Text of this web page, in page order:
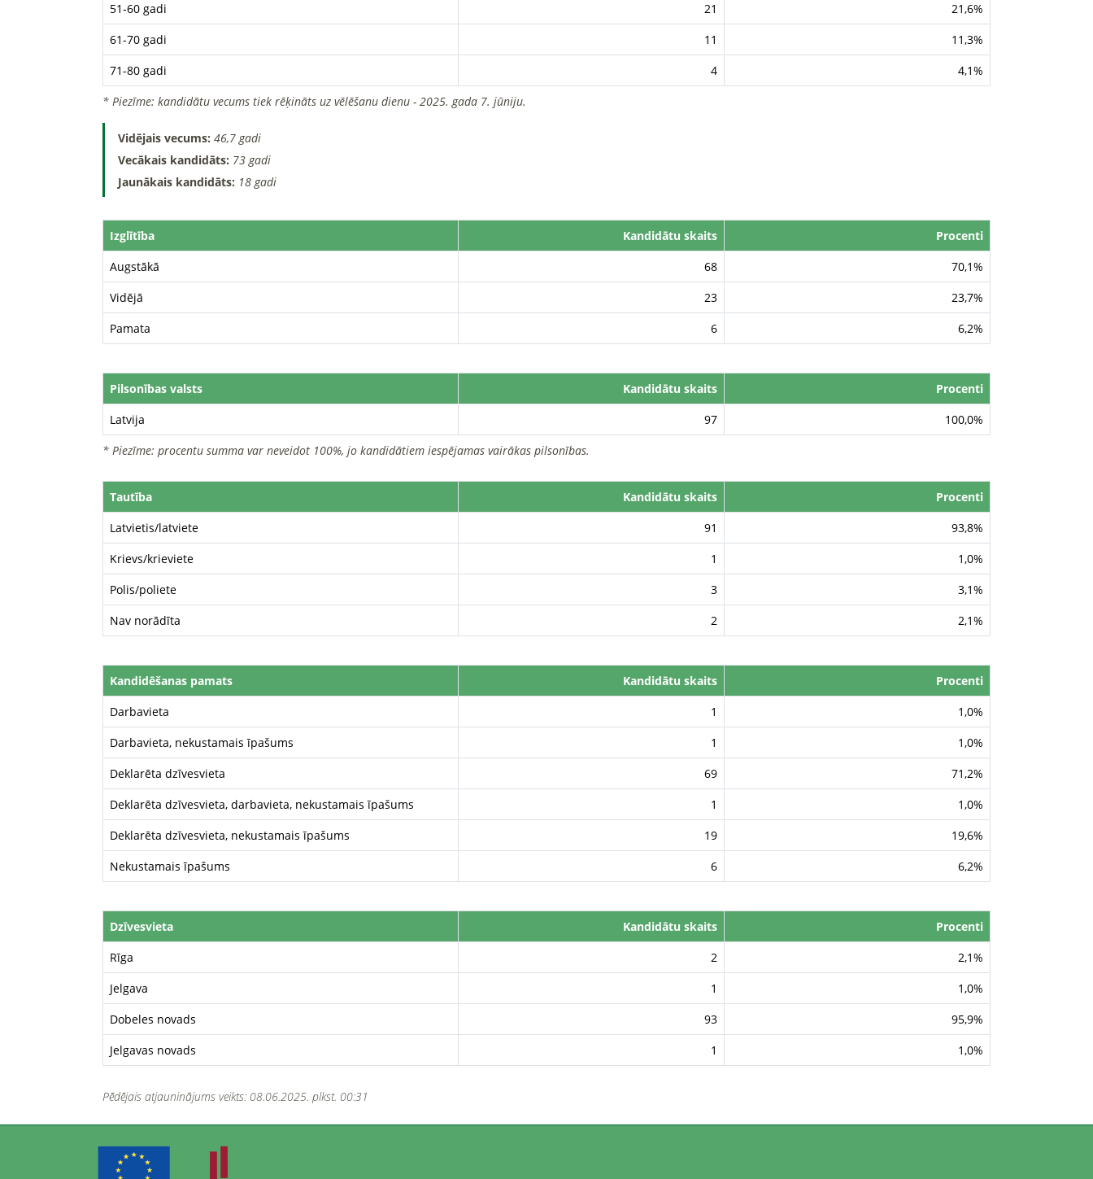
51-60 gadi
21
21,6%
61-70 gadi
11
11,3%
71-80 gadi
4
4,1%
* Piezīme: kandidātu vecums tiek rēķināts uz vēlēšanu dienu - 2025. gada 7. jūniju.
Vidējais vecums: 46,7 gadi
Vecākais kandidāts: 73 gadi
Jaunākais kandidāts: 18 gadi
Izglītība Kandidātu skaits
Procenti
Augstākā
68
70,1%
Vidējā
23
23,7%
Pamata
6 6,2%
Pilsonības valsts Kandidātu skaits
Procenti
Latvija
97
100,0%
* Piezīme: procentu summa var neveidot 100%, jo kandidātiem iespējamas vairākas pilsonības.
Tautība Kandidātu skaits
Procenti
Latvietis/latviete
91
93,8%
Krievs/krieviete
1
1,0%
Polis/poliete
3
3,1%
Nav norādīta
2 2,1%
Kandidēšanas pamats Kandidātu skaits
Procenti
Darbavieta
1
1,0%
Darbavieta, nekustamais īpašums
1
1,0%
Deklarēta dzīvesvieta
69
71,2%
Deklarēta dzīvesvieta, darbavieta, nekustamais īpašums
1
1,0%
Deklarēta dzīvesvieta, nekustamais īpašums
19
19,6%
Nekustamais īpašums
6 6,2%
Dzīvesvieta Kandidātu skaits
Procenti
Rīga
2
2,1%
Jelgava
1
1,0%
Dobeles novads
93
95,9%
Jelgavas novads
1 1,0%
Pēdējais atjauninājums veikts: 08.06.2025. plkst. 00:31